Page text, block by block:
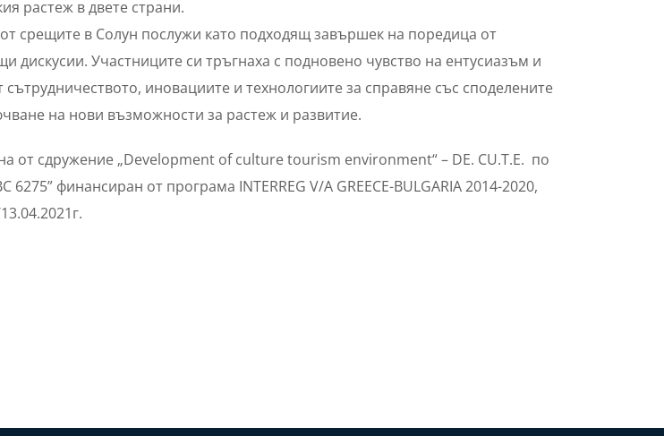
растеж в двете страни.
срещите в Солун послужи като подходящ завършек на поредица от
дискусии. Участниците си тръгнаха с подновено чувство на ентусиазъм и
иновациите и технологиите за справяне със споделените
на нови възможности за растеж и развитие.
от сдружение „Development of culture tourism environment“ – DE. CU.T.E. по
6275” финансиран от програма INTERREG V/A GREECE-BULGARIA 2014-2020,